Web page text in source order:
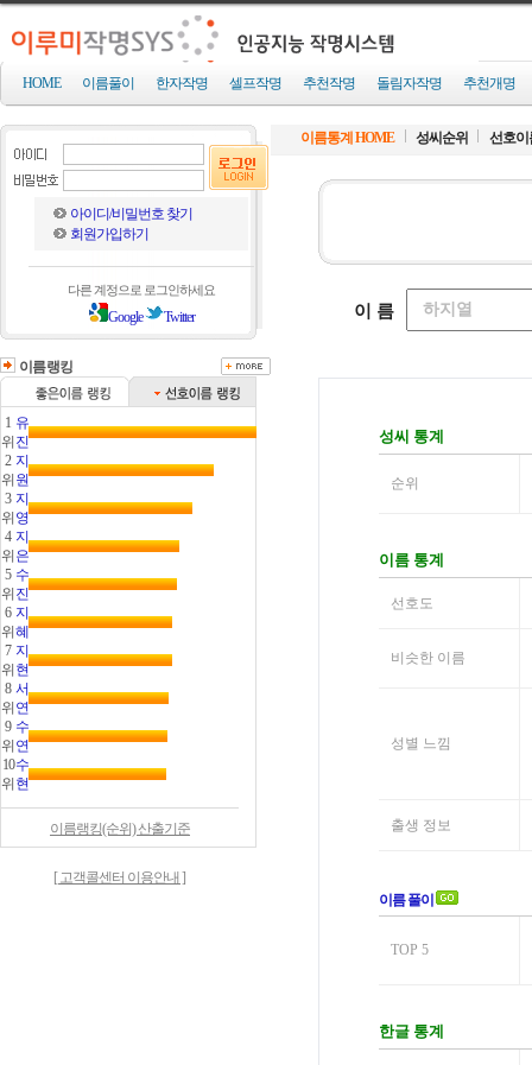
HOME 이름풀이 한자작명 셀프작명 추천작명 돌림자작명 추천개명
아이디/비밀번호 찾기
회원가입하기
다른 계정으로 로그인하세요
Google Twitter
이름랭킹
1
위
유
진
2
위
지
원
3
위
지
영
4
위
지
은
5
위
수
진
6
위
지
혜
7
위
지
현
8
위
서
연
9
위
수
연
10
위
수
현
이름랭킹(순위) 산출기준
[ 고객콜센터 이용안내 ]
이름통계 HOME 성씨순위 선호